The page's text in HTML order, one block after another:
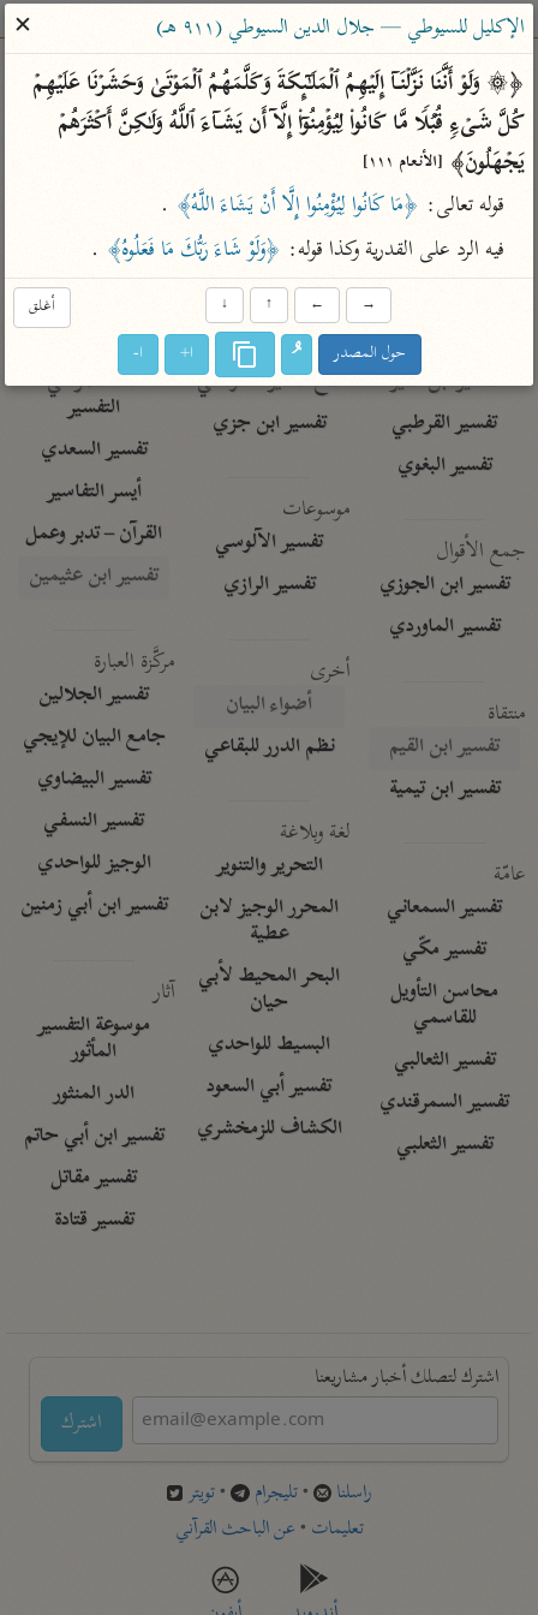
ساهم معنا في نشر القرآن والعلم الشرعي
الباحث القرآني
بحث تفسير علوم مصاحف معاجم
Type 2 or more characters for results.
Type 1 or more
characters for results.
تفسير الطبري
تفسير ابن كثير
تفسير القرطبي
تفسير البغوي
جمع الأقوال
تفسير ابن الجوزي
تفسير الماوردي
منتقاة
تفسير ابن القيم
تفسير ابن تيمية
عامّة
تفسير السمعاني
تفسير مكّي
محاسن التأويل
للقاسمي
تفسير الثعالبي
تفسير السمرقندي
تفسير الثعلبي
عامّة
فتح البيان للقنوجي
فتح القدير للشوكاني
تفسير ابن جزي
موسوعات
تفسير الآلوسي
تفسير الرازي
أخرى
أضواء البيان
نظم الدرر للبقاعي
لغة وبلاغة
التحرير والتنوير
المحرر الوجيز لابن
عطية
البحر المحيط لأبي
حيان
البسيط للواحدي
تفسير أبي السعود
الكشاف للزمخشري
الميسر
المختصر في
التفسير
تفسير السعدي
أيسر التفاسير
القرآن – تدبر وعمل
تفسير ابن عثيمين
مركَّزة العبارة
تفسير الجلالين
جامع البيان للإيجي
تفسير البيضاوي
تفسير النسفي
الوجيز للواحدي
تفسير ابن أبي زمنين
آثار
موسوعة التفسير
المأثور
الدر المنثور
تفسير ابن أبي حاتم
تفسير مقاتل
تفسير قتادة
اشترك لتصلك أخبار مشاريعنا
اشترك
راسلنا •تليجرام •تويتر
تعليمات •عن الباحث القرآني
الإكليل للسيوطي — جلال الدين السيوطي (٩١١ هـ)
✕
یَجۡهَلُونَ﴾ [الأنعام ١١١]
قوله تعالى: ﴿مَا كَانُوا لِيُؤْمِنُوا إِلَّا أَنْ يَشَاءَ اللَّهُ﴾ .
فيه الرد على القدرية وكذا قوله: ﴿وَلَوْ شَاءَ رَبُّكَ مَا فَعَلُوهُ﴾ .
أغلق →
←
↑
↓
حول المصدر ا+ ا-